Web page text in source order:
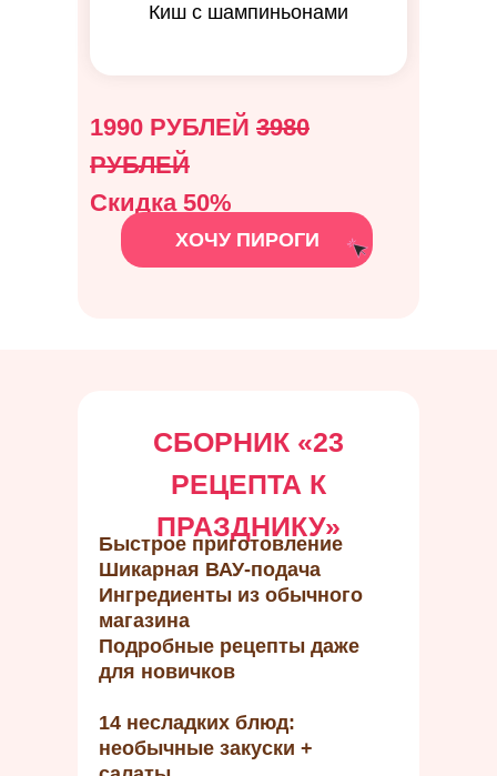
Киш с шампиньонами
1990 РУБЛЕЙ 3980
РУБЛЕЙ
Скидка 50%
ХОЧУ ПИРОГИ
СБОРНИК «23
РЕЦЕПТА К
ПРАЗДНИКУ»
Быстрое приготовление
Шикарная ВАУ-подача
Ингредиенты из обычного
магазина
Подробные рецепты даже
для новичков
14 несладких блюд:
необычные закуски +